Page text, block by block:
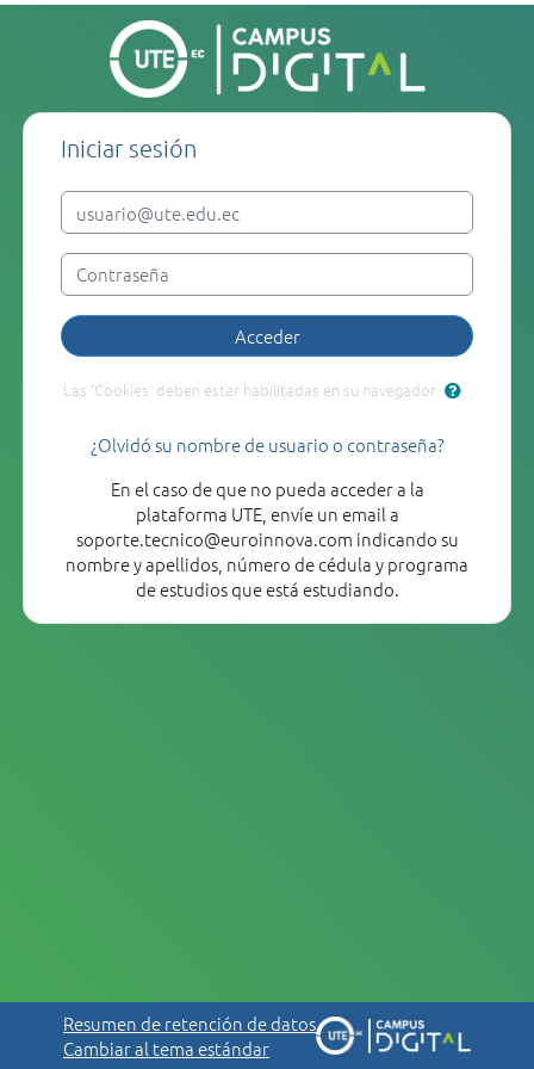
Salta al contenido principal
Bienvenido(a) al Campus virtual UTE:
Iniciar sesión
Nombre de usuario
Contraseña
Acceder
Las 'Cookies' deben estar habilitadas en su navegador
¿Olvidó su nombre de usuario o contraseña?
En el caso de que no pueda acceder a la
plataforma UTE, envíe un email a
soporte.tecnico@euroinnova.com indicando su
nombre y apellidos, número de cédula y programa
de estudios que está estudiando.
Resumen de retención de datos
Cambiar al tema estándar